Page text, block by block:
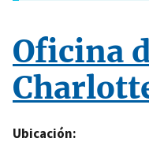
Oficina
Ubicación